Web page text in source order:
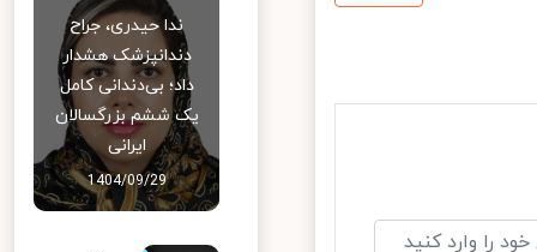
ندا حیدری، جراح
دندانپزشک هشدار
داد؛ بی‌دندانی کامل
یک ششم بزرگسالان
ایرانی
1404/09/29